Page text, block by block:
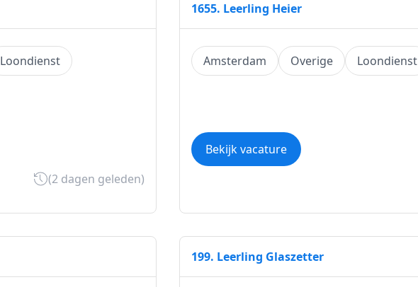
Loondienst
(2 dagen geleden)
1655. Leerling Heier
Amsterdam Overige Loondienst
Bekijk vacature
199. Leerling Glaszetter